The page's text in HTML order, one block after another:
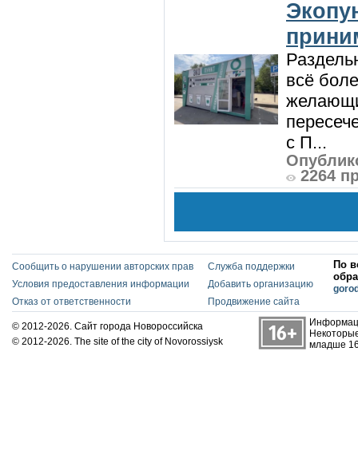
всё
с П...
2264
Сообщить о нарушении авторских прав
Условия предоставления информации
Отказ от ответственности
Служба поддержки
Добавить организацию
Продвижение сайта
По
© 2012-2026. Сайт города Новороссийска
© 2012-2026. The site of the city of Novorossiysk
младше